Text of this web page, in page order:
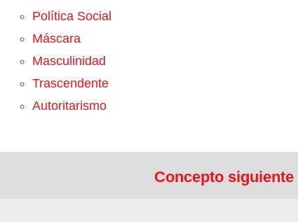
Política Social
Máscara
Masculinidad
Trascendente
Autoritarismo
Concepto siguiente